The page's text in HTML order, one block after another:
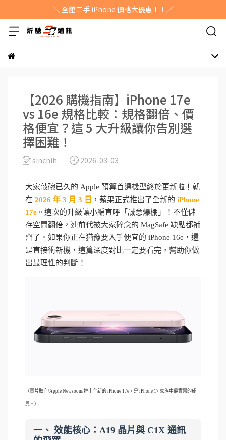
＼ 全館二手 iPhone 價格大優惠！！／
【2026 購機指南】iPhone 17e
vs 16e 規格比較：規格翻倍、價
格便宜？這 5 大升級讓你告別選
擇困難！
sinchih 2026-03-03
大家敲碗已久的 Apple 預算首選機型終於更新啦！就
在 2026 年 3 月 3 日 ，蘋果正式推出了全新的 iPhone
17e 。這次的升級讓小編直呼「誠意爆棚」！不僅儲
存空間翻倍，連前代被大家碎念的 MagSafe 缺點都補
齊了。如果你正在猶豫要入手便宜的 iPhone 16e，還
是直接衝新機，這篇深度對比一定要看完，幫助你做
出最理性的判斷！
（圖片取自/Apple Newsoom/推出全新的 iPhone 17e，是 iPhone 17 家族中最實惠的成
員。）
一、 效能核心：A19 晶片與 C1X 通訊